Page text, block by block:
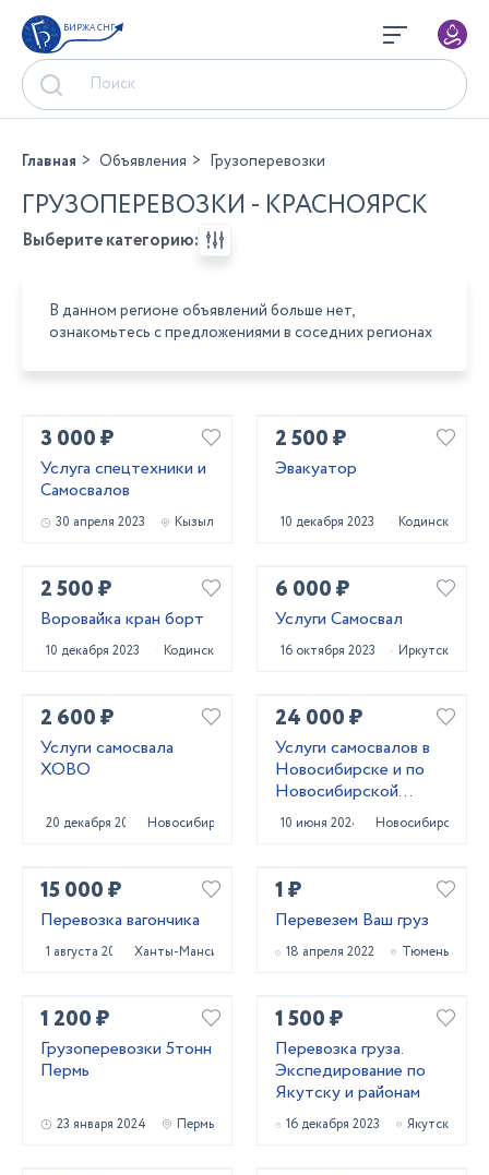
БИРЖА СНГ
Главная Объявления Грузоперевозки
ГРУЗОПЕРЕВОЗКИ - КРАСНОЯРСК
Выберите категорию:
В данном регионе объявлений больше нет,
ознакомьтесь с предложениями в соседних регионах
3 000 ₽
Услуга спецтехники и
Самосвалов
30 апреля 2023 Кызыл
2 500 ₽
Эвакуатор
10 декабря 2023 Кодинск
2 500 ₽
Воровайка кран борт
10 декабря 2023 Кодинск
6 000 ₽
Услуги Самосвал
16 октября 2023 Иркутск
2 600 ₽
Услуги самосвала
ХОВО
20 декабря 2023 Новосибирск
24 000 ₽
Услуги самосвалов в
Новосибирске и по
Новосибирской
области
10 июня 2024 Новосибирск
15 000 ₽
Перевозка вагончика
1 августа 2024 Ханты-Мансийск
1 ₽
Перевезем Ваш груз
18 апреля 2022 Тюмень
1 200 ₽
Грузоперевозки 5тонн
Пермь
23 января 2024 Пермь
1 500 ₽
Перевозка груза.
Экспедирование по
Якутску и районам
16 декабря 2023 Якутск